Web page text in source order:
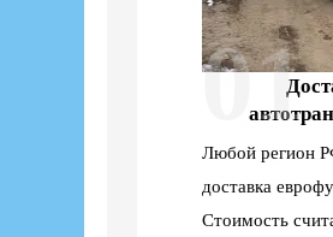
01
Любой регион
доставка
Стоимость